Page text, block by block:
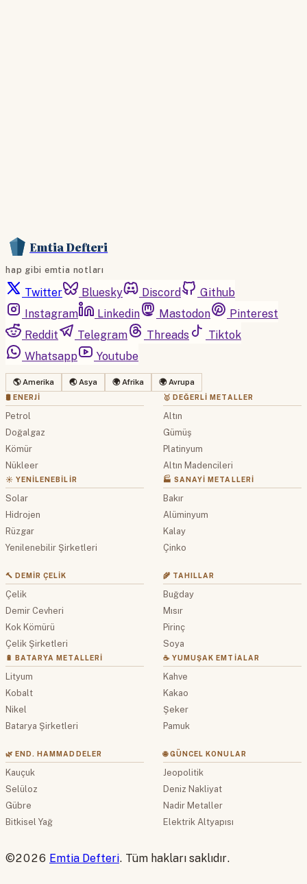
Emtia Defteri
hap gibi emtia notları
Twitter Bluesky Discord
Github
Instagram
Linkedin Mastodon
Pinterest
Reddit
Telegram Threads
Tiktok
Whatsapp
Youtube
🌎 Amerika 🌏 Asya 🌍 Afrika 🌍 Avrupa
🛢 ENERJI
Petrol
Doğalgaz
Kömür
Nükleer
☀️ YENILENEBILIR
Solar
Hidrojen
Rüzgar
Yenilenebilir Şirketleri
🥇 DEĞERLI METALLER
Altın
Gümüş
Platinyum
Altın Madencileri
🏭 SANAYI METALLERI
Bakır
Alüminyum
Kalay
Çinko
🔨 DEMIR ÇELIK
Çelik
Demir Cevheri
Kok Kömürü
Çelik Şirketleri
🔋 BATARYA METALLERI
Lityum
Kobalt
Nikel
Batarya Şirketleri
🌾 TAHILLAR
Buğday
Mısır
Pirinç
Soya
☕ YUMUŞAK EMTIALAR
Kahve
Kakao
Şeker
Pamuk
🌿 END. HAMMADDELER
Kauçuk
Selüloz
Gübre
Bitkisel Yağ
🌐 GÜNCEL KONULAR
Jeopolitik
Deniz Nakliyat
Nadir Metaller
Elektrik Altyapısı
©2026 Emtia Defteri. Tüm hakları saklıdır.